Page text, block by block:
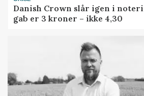
Danish Crown slår igen i
gab er 3 kroner – ikke 4,30